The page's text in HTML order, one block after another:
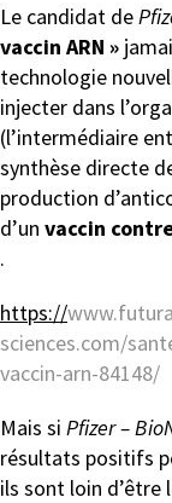
Le candidat de
vaccin ARN »
technologie
injecter dans
(l’intermédiaire
synthèse directe
production
d’un vaccin
.
https://
sciences.com/
vaccin-arn-84148/
Mais si Pfizer –
résultats positifs
ils sont loin d’être